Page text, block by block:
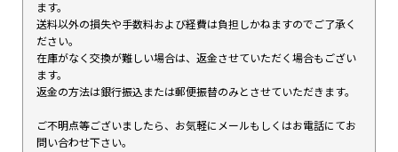
ます。
送料以外の損失や手数料および経費は負担しかねますのでご了承く
ださい。
在庫がなく交換が難しい場合は、返金させていただく場合もござい
ます。
返金の方法は銀行振込または郵便振替のみとさせていただきます。
ご不明点等ございましたら、お気軽にメールもしくはお電話にてお
問い合わせ下さい。